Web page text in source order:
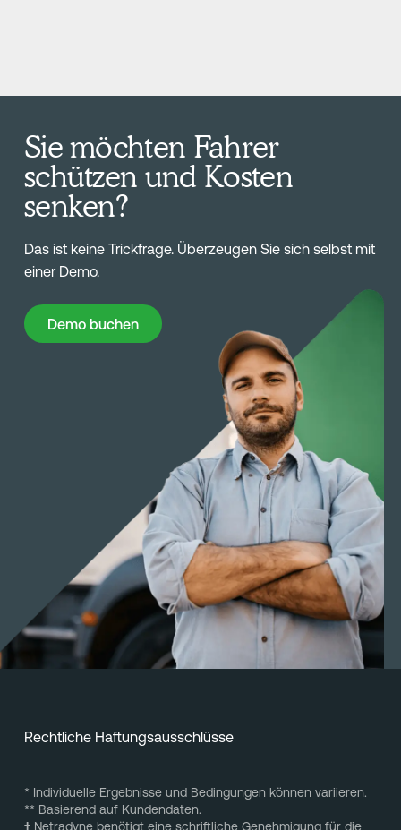
Sie möchten Fahrer
schützen und Kosten
senken?
Das ist keine Trickfrage. Überzeugen Sie sich selbst mit
einer Demo.
Demo buchen
Demo buchen
Rechtliche Haftungsausschlüsse
* Individuelle Ergebnisse und Bedingungen können variieren.
** Basierend auf Kundendaten.
†Netradyne benötigt eine schriftliche Genehmigung für die